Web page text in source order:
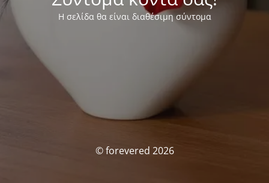
Η σελίδα θα είναι διαθέσιμη σύντομα
© forevered 2026